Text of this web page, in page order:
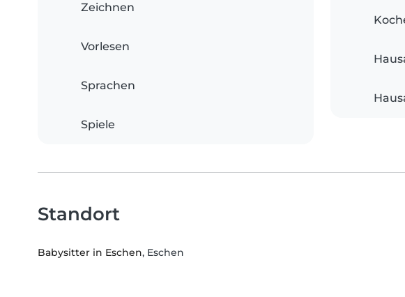
Zeichnen
Vorlesen
Sprachen
Spiele
Standort
Babysitter in Eschen, Eschen